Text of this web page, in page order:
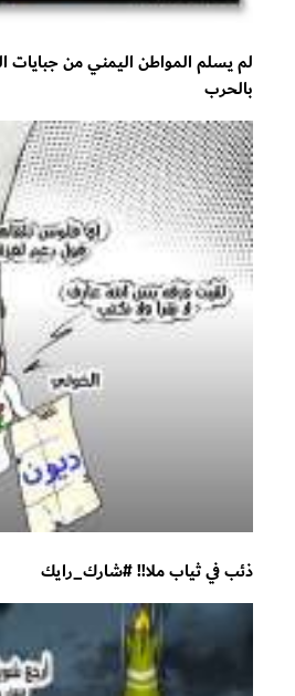
لم يسلم المواطن اليمني من جبايات
بالحرب
ذئب في ثياب ملا!! #شارك_رايك